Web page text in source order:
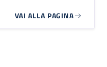
VAI ALLA PAGINA